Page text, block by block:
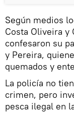
Según medios
Costa Oliveira y
confesaron su
y Pereira,
quemados y
La policía no
crimen, pero
pesca ilegal en